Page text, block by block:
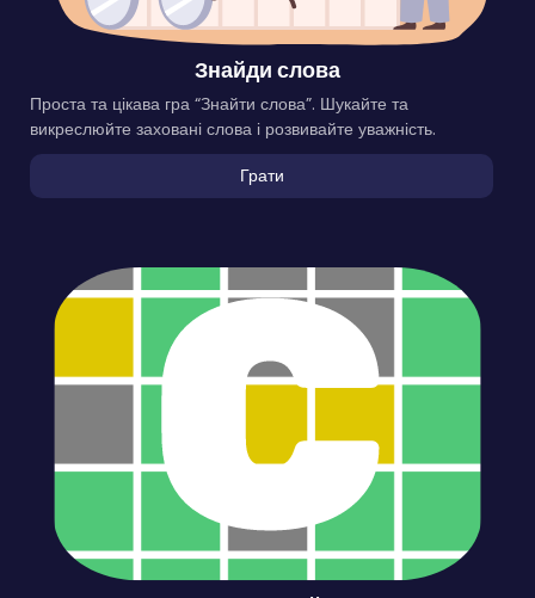
Знайди слова
Проста та цікава гра “Знайти слова”. Шукайте та
викреслюйте заховані слова і розвивайте уважність.
Грати